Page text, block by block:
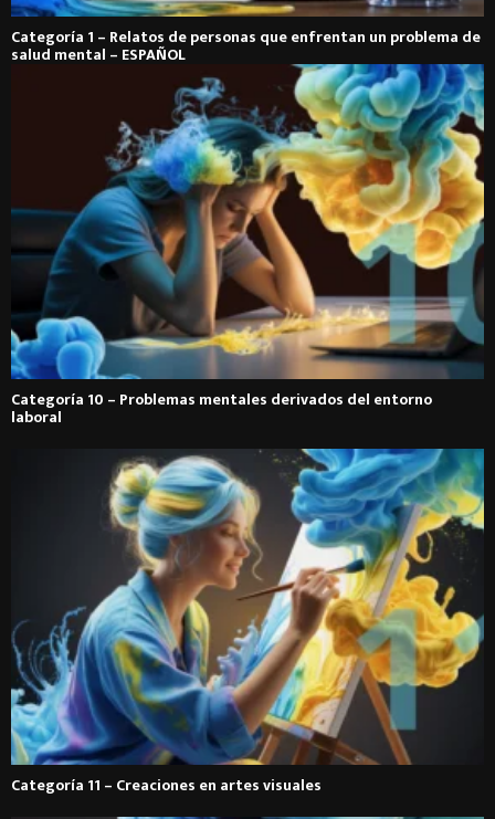
Categoría 1 – Relatos de personas que enfrentan un problema de
salud mental – ESPAÑOL
Categoría 10 – Problemas mentales derivados del entorno
laboral
Categoría 11 – Creaciones en artes visuales